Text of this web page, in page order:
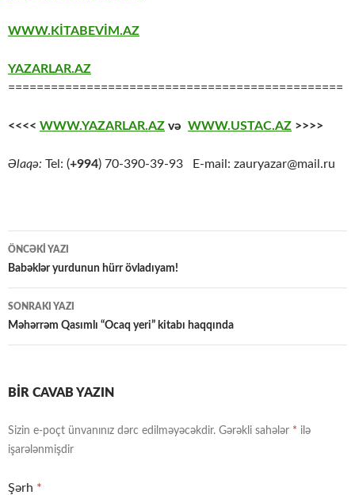
WWW.KİTABEVİM.AZ
YAZARLAR.AZ
===============================================
<<<< WWW.YAZARLAR.AZ və WWW.USTAC.AZ >>>>
Əlaqə: Tel: (+994) 70-390-39-93 E-mail: zauryazar@mail.ru
Yazılar
üzrə
naviqasiya
ÖNCƏKI YAZI
Babəklər yurdunun hürr övladıyam!
SONRAKI YAZI
Məhərrəm Qasımlı “Ocaq yeri” kitabı haqqında
BIR CAVAB YAZIN
Sizin e-poçt ünvanınız dərc edilməyəcəkdir. Gərəkli sahələr * ilə
işarələnmişdir
Şərh *